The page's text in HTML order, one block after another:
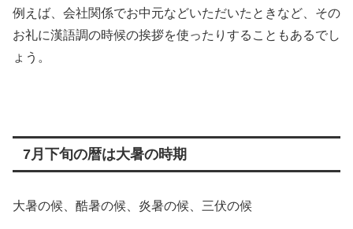
例えば、会社関係でお中元などいただいたときなど、その
お礼に漢語調の時候の挨拶を使ったりすることもあるでし
ょう。
7月下旬の暦は大暑の時期
大暑の候、酷暑の候、炎暑の候、三伏の候